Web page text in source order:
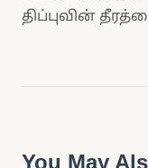
திப்புவின்
You May